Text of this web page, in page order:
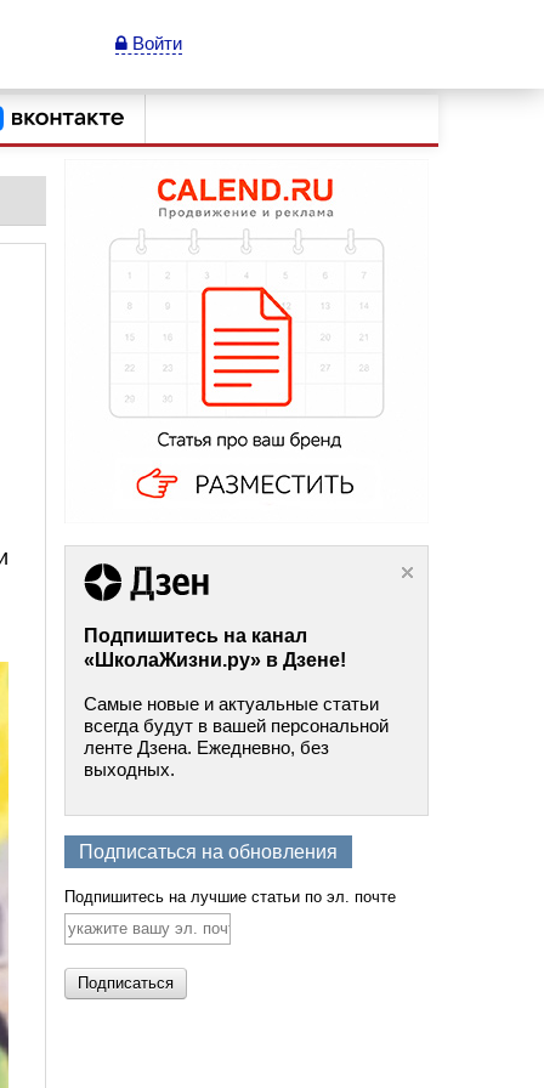
Войти
Подпишитесь на канал
«ШколаЖизни.ру» в Дзене!
Самые новые и актуальные статьи
всегда будут в вашей персональной
ленте Дзена. Ежедневно, без
выходных.
Подписаться на обновления
Подпишитесь на лучшие статьи по эл. почте